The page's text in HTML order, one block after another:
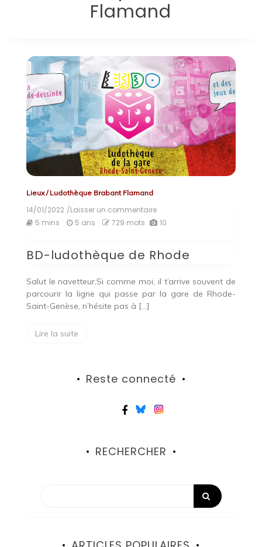
Flamand
Lieux/Ludothèque Brabant Flamand
14/01/2022 /Laisser un commentaireon
BD-
Rhode
5 mins 5 ans 729 mots 10
BD-ludothèque de Rhode
Salut le navetteur,Si comme moi, il t’arrive souvent de
parcourir la ligne qui passe par la gare de Rhode-
Saint-Genèse, n’hésite pas à […]
Lire la suite
Reste connecté
RECHERCHER